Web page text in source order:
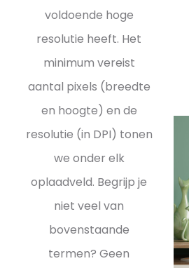
voldoende hoge
resolutie heeft. Het
minimum vereist
aantal pixels (breedte
en hoogte) en de
resolutie (in DPI) tonen
we onder elk
oplaadveld. Begrijp je
niet veel van
bovenstaande
termen? Geen